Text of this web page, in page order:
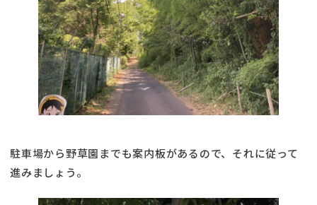
駐車場から野草園までも案内板があるので、それに従って
進みましょう。